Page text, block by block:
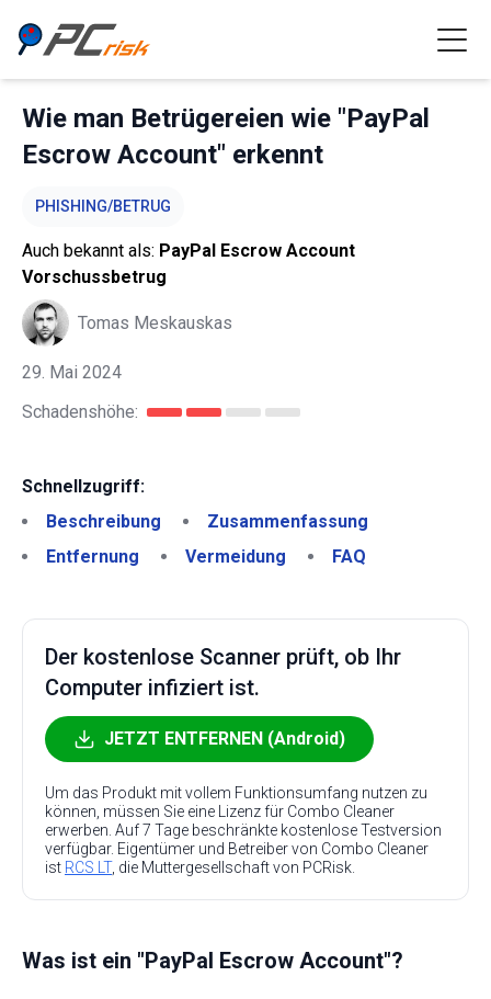
Wie man Betrügereien wie "PayPal
Escrow Account" erkennt
PHISHING/BETRUG
Auch bekannt als: PayPal Escrow Account
Vorschussbetrug
Tomas Meskauskas
29. Mai 2024
Schadenshöhe:
Schnellzugriff:
Beschreibung
Zusammenfassung
Entfernung
Vermeidung FAQ
Der kostenlose Scanner prüft, ob Ihr
Computer infiziert ist.
JETZT ENTFERNEN (Android)
Um das Produkt mit vollem Funktionsumfang nutzen zu
können, müssen Sie eine Lizenz für Combo Cleaner
erwerben. Auf 7 Tage beschränkte kostenlose Testversion
verfügbar. Eigentümer und Betreiber von Combo Cleaner
ist RCS LT, die Muttergesellschaft von PCRisk.
Was ist ein "PayPal Escrow Account"?